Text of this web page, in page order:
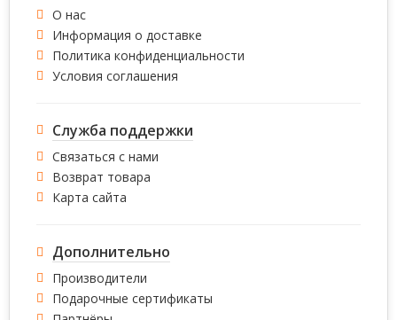
О нас
Информация о доставке
Политика конфиденциальности
Условия соглашения
Служба поддержки
Связаться с нами
Возврат товара
Карта сайта
Дополнительно
Производители
Подарочные сертификаты